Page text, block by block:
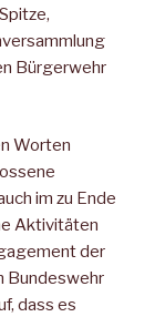
Bürgerwehr
Worten
im zu Ende
Aktivitäten
der
Bundeswehr
dass es